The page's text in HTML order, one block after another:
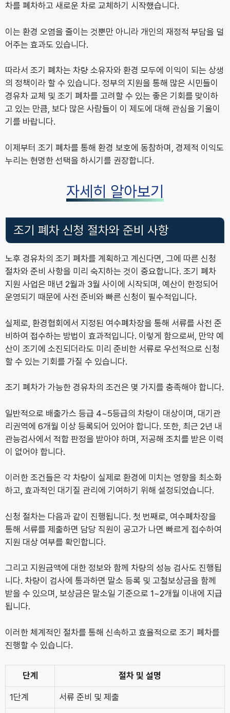
차를 폐차하고 새로운 차로 교체하기 시작했습니다.
이는 환경 오염을 줄이는 것뿐만 아니라 개인의 재정적 부담을 덜
어주는 효과도 있습니다.
따라서 조기 폐차는 차량 소유자와 환경 모두에 이익이 되는 상생
의 정책이라 할 수 있습니다. 정부의 지원을 통해 많은 시민들이
경유차 교체 및 조기 폐차를 고려할 수 있는 좋은 기회를 맞이하
고 있는 만큼, 보다 많은 사람들이 이 제도에 대해 관심을 기울이
기를 바랍니다.
이제부터 조기 폐차를 통해 환경 보호에 동참하며, 경제적 이익도
누리는 현명한 선택을 하시기를 권장합니다.
자세히 알아보기
조기 폐차 신청 절차와 준비 사항
노후 경유차의 조기 폐차를 계획하고 계신다면, 그에 따른 신청
절차와 준비 사항을 미리 숙지하는 것이 중요합니다. 조기 폐차
지원 사업은 매년 2월과 3월 사이에 시작되며, 예산이 한정되어
운영되기 때문에 사전 준비와 빠른 신청이 필수적입니다.
실제로, 환경협회에서 지정된 여수폐차장을 통해 서류를 사전 준
비하여 접수하는 방법이 효과적입니다. 이렇게 함으로써, 만약 예
산이 조기에 소진되더라도 미리 준비한 서류로 우선적으로 신청
할 수 있는 기회를 가질 수 있습니다.
조기 폐차가 가능한 경유차의 조건은 몇 가지를 충족해야 합니다.
일반적으로 배출가스 등급 4~5등급의 차량이 대상이며, 대기관
리권역에 6개월 이상 등록되어 있어야 합니다. 또한, 최근 2년 내
관능검사에서 적합 판정을 받아야 하며, 저공해 조치를 받은 이력
이 없어야 합니다.
이러한 조건들은 각 차량이 실제로 환경에 미치는 영향을 최소화
하고, 효과적인 대기질 관리에 기여하기 위해 설정되었습니다.
신청 절차는 다음과 같이 진행됩니다. 첫 번째로, 여수폐차장을
통해 서류를 제출하면 담당 직원이 공고가 나면 빠르게 접수하여
지원 대상 여부를 확인합니다.
그리고 지원금액에 대한 정보와 함께 차량의 성능 검사도 진행됩
니다. 차량이 검사에 통과하면 말소 등록 및 고철보상금을 함께
받을 수 있으며, 보상금은 말소일 기준으로 1~2개월 이내에 지급
됩니다.
이러한 체계적인 절차를 통해 신속하고 효율적으로 조기 폐차를
진행할 수 있습니다.
단계 절차 및 설명
1단계 서류 준비 및 제출